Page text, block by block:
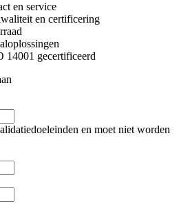
en service
en certificering
14001 gecertificeerd
en moet niet worden